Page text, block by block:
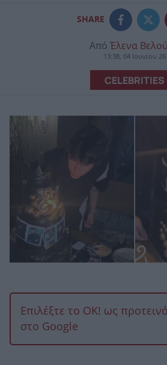
SHARE
Από Έλενα
13:38, 04 Ιουνίου 26
CELEBRITIES
Επιλέξτε το OK! ως
στο Google